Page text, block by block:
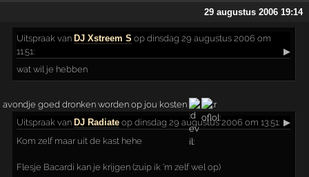
29 augustus 2006 19:14
Uitspraak van DJ Xstreem S op dinsdag 29 augustus 2006 om
11:51:
▶
wat wil je hebben
avondje goed dronken worden op jou kosten
Uitspraak van DJ Radiate op dinsdag 29 augustus 2006 om 13:51: ▶
Kom zelf maar uit de kast hehe
Flesje Bacardi kan je krijgen (zuip ik 'm zelf wel op)